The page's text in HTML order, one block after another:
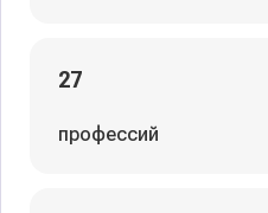
27
профессий